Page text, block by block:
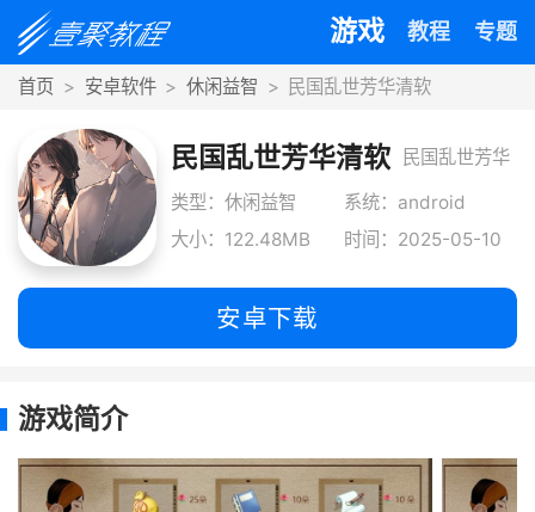
游戏 教程 专题
首页 安卓软件 休闲益智 民国乱世芳华清软
民国乱世芳华清软
民国乱世芳华
清软是一款以
民国动荡时期
上海为背景的
类型：休闲益智
系统：android
大小：122.48MB
时间：2025-05-10
安卓下载
游戏简介